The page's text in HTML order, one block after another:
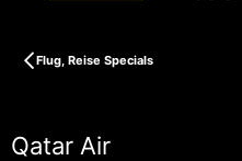
Flug, Reise Specials
Qatar Air